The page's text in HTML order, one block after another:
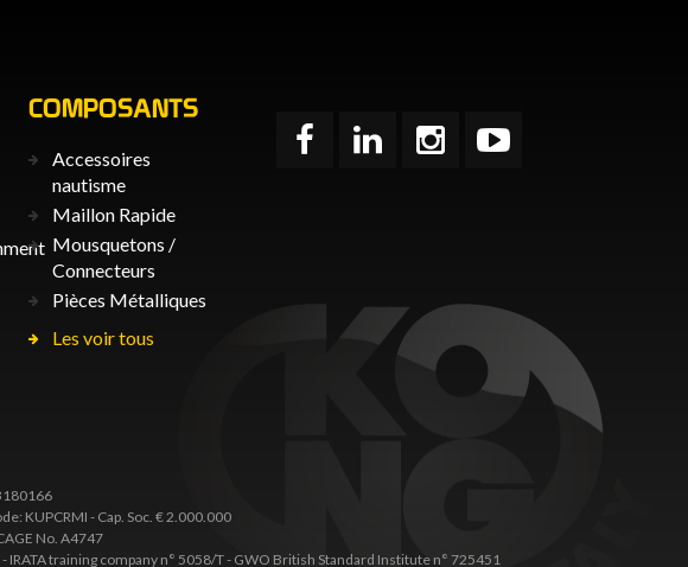
COMPOSANTS
Accessoires
nautisme
Maillon Rapide
Mousquetons /
Connecteurs
Pièces Métalliques
Les voir tous
KUPCRMI - Cap. Soc. € 2.000.000
No. A4747
training company n° 5058/T - GWO British Standard Institute n° 725451